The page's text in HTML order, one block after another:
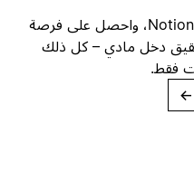
أرسل قالبك إلى معرض قوالب Notion، واحصل على فرصة
مادي – كل ذلك